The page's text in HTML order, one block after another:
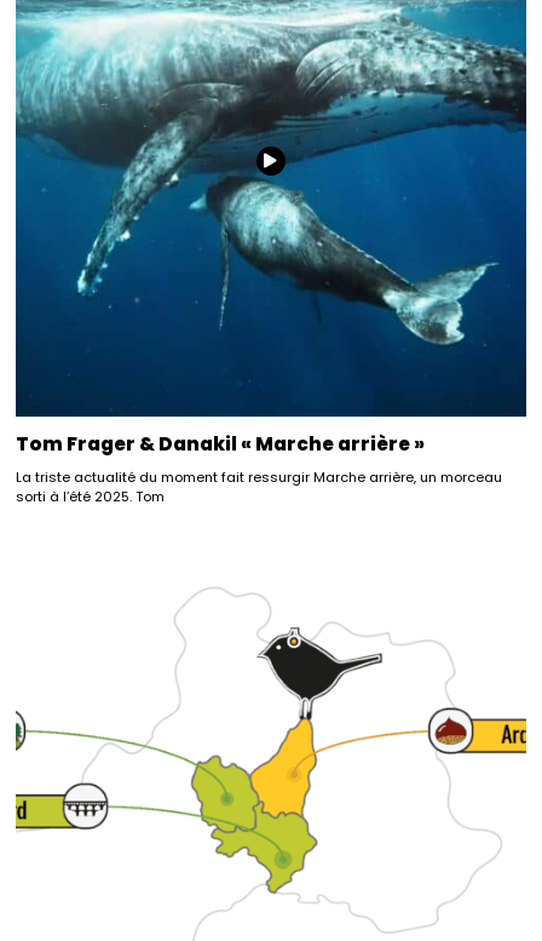
Tom Frager & Danakil « Marche arrière »
La triste actualité du moment fait ressurgir Marche arrière, un morceau
sorti à l’été 2025. Tom